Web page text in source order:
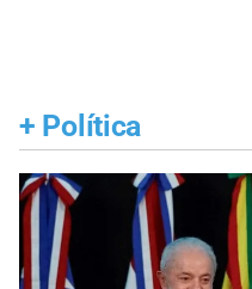
+ Política